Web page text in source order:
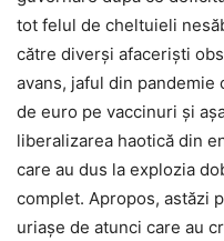
tot felul de cheltuieli
către diverși afaceriști
avans, jaful din
de euro pe vaccinuri și
liberalizarea haotică din
care au dus la explozia
complet. Apropos, astăzi
uriașe de atunci care au